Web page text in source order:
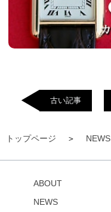
トップページ NEWS
古い記事
ABOUT
NEWS